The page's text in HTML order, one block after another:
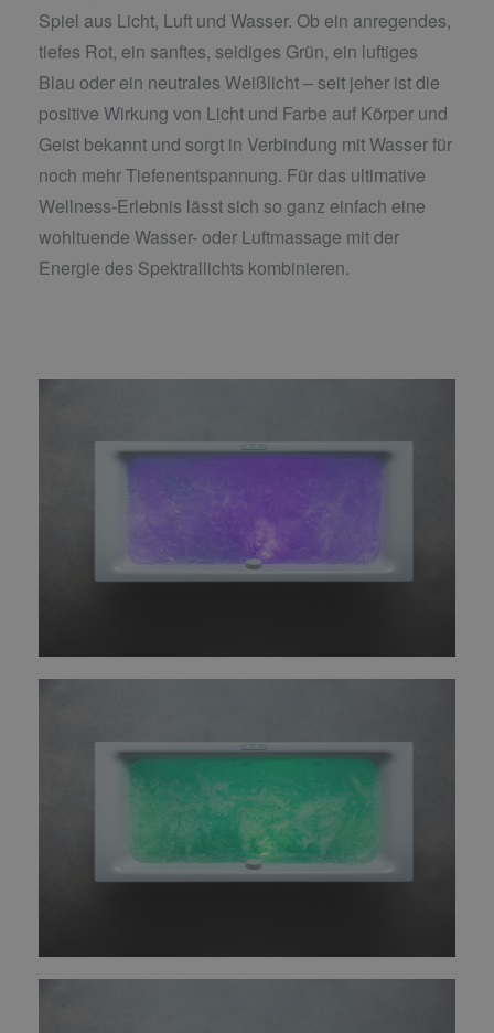
Spiel aus Licht, Luft und Wasser. Ob ein anregendes,
tiefes Rot, ein sanftes, seidiges Grün, ein luftiges
Blau oder ein neutrales Weißlicht – seit jeher ist die
positive Wirkung von Licht und Farbe auf Körper und
Geist bekannt und sorgt in Verbindung mit Wasser für
noch mehr Tiefenentspannung. Für das ultimative
Wellness-Erlebnis lässt sich so ganz einfach eine
wohltuende Wasser- oder Luftmassage mit der
Energie des Spektrallichts kombinieren.